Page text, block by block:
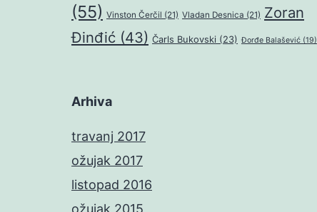
(55) Vinston Čerčil (21) Vladan Desnica (21) Zoran
Đinđić (43) Čarls Bukovski (23) Đorđe Balašević (19)
Arhiva
travanj 2017
ožujak 2017
listopad 2016
ožujak 2015